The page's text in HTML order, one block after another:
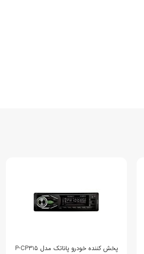
پخش کننده خودرو پاناتک مدل P-CP315